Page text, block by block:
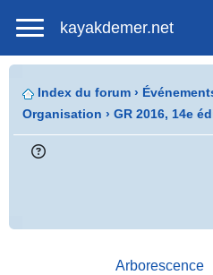
kayakdemer.net
Index du forum ›
Organisation › GR 2016, 14e
Arborescence